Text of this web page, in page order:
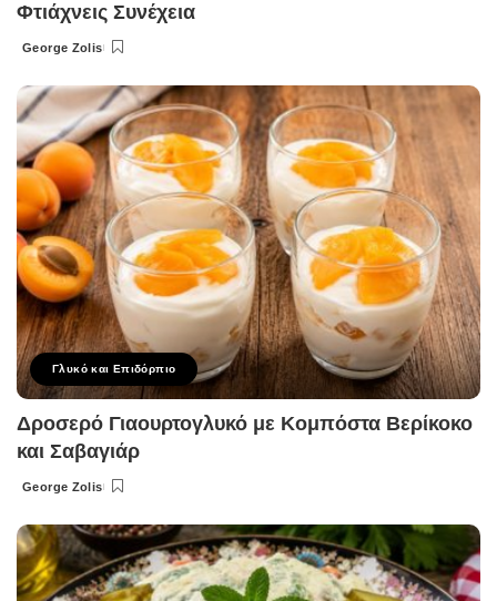
Φτιάχνεις Συνέχεια
Posted
George Zolis
Γλυκό και Επιδόρπιο
Δροσερό Γιαουρτογλυκό με Κομπόστα Βερίκοκο
και Σαβαγιάρ
Posted
George Zolis